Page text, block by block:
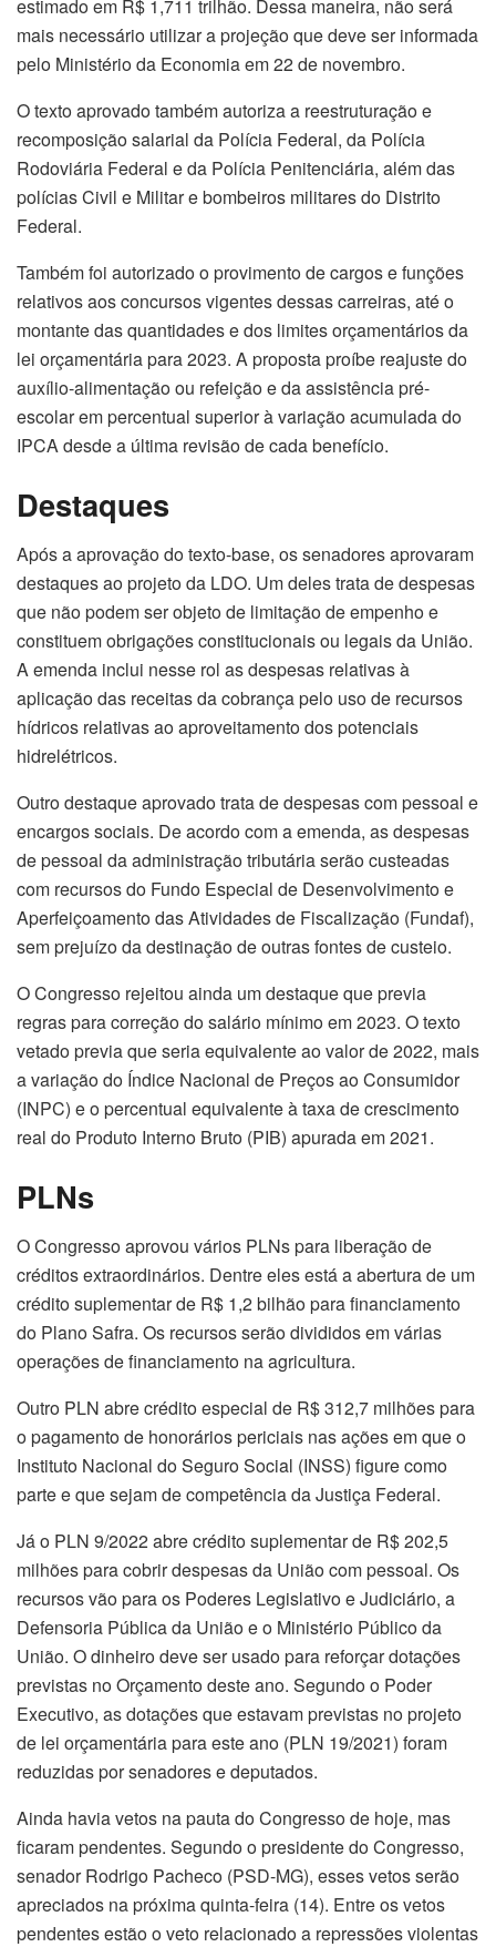
estimado em R$ 1,711 trilhão. Dessa maneira, não será
mais necessário utilizar a projeção que deve ser informada
pelo Ministério da Economia em 22 de novembro.
O texto aprovado também autoriza a reestruturação e
recomposição salarial da Polícia Federal, da Polícia
Rodoviária Federal e da Polícia Penitenciária, além das
polícias Civil e Militar e bombeiros militares do Distrito
Federal.
Também foi autorizado o provimento de cargos e funções
relativos aos concursos vigentes dessas carreiras, até o
montante das quantidades e dos limites orçamentários da
lei orçamentária para 2023. A proposta proíbe reajuste do
auxílio-alimentação ou refeição e da assistência pré-
escolar em percentual superior à variação acumulada do
IPCA desde a última revisão de cada benefício.
Destaques
Após a aprovação do texto-base, os senadores aprovaram
destaques ao projeto da LDO. Um deles trata de despesas
que não podem ser objeto de limitação de empenho e
constituem obrigações constitucionais ou legais da União.
A emenda inclui nesse rol as despesas relativas à
aplicação das receitas da cobrança pelo uso de recursos
hídricos relativas ao aproveitamento dos potenciais
hidrelétricos.
Outro destaque aprovado trata de despesas com pessoal e
encargos sociais. De acordo com a emenda, as despesas
de pessoal da administração tributária serão custeadas
com recursos do Fundo Especial de Desenvolvimento e
Aperfeiçoamento das Atividades de Fiscalização (Fundaf),
sem prejuízo da destinação de outras fontes de custeio.
O Congresso rejeitou ainda um destaque que previa
regras para correção do salário mínimo em 2023. O texto
vetado previa que seria equivalente ao valor de 2022, mais
a variação do Índice Nacional de Preços ao Consumidor
(INPC) e o percentual equivalente à taxa de crescimento
real do Produto Interno Bruto (PIB) apurada em 2021.
PLNs
O Congresso aprovou vários PLNs para liberação de
créditos extraordinários. Dentre eles está a abertura de um
crédito suplementar de R$ 1,2 bilhão para financiamento
do Plano Safra. Os recursos serão divididos em várias
operações de financiamento na agricultura.
Outro PLN abre crédito especial de R$ 312,7 milhões para
o pagamento de honorários periciais nas ações em que o
Instituto Nacional do Seguro Social (INSS) figure como
parte e que sejam de competência da Justiça Federal.
Já o PLN 9/2022 abre crédito suplementar de R$ 202,5
milhões para cobrir despesas da União com pessoal. Os
recursos vão para os Poderes Legislativo e Judiciário, a
Defensoria Pública da União e o Ministério Público da
União. O dinheiro deve ser usado para reforçar dotações
previstas no Orçamento deste ano. Segundo o Poder
Executivo, as dotações que estavam previstas no projeto
de lei orçamentária para este ano (PLN 19/2021) foram
reduzidas por senadores e deputados.
Ainda havia vetos na pauta do Congresso de hoje, mas
ficaram pendentes. Segundo o presidente do Congresso,
senador Rodrigo Pacheco (PSD-MG), esses vetos serão
apreciados na próxima quinta-feira (14). Entre os vetos
pendentes estão o veto relacionado a repressões violentas